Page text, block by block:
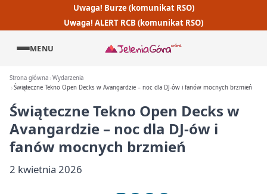
Uwaga! Burze (komunikat RSO)
Uwaga! ALERT RCB (komunikat RSO)
MENU
Strona główna Wydarzenia
Świąteczne Tekno Open Decks w Avangardzie – noc dla DJ-ów i fanów mocnych brzmień
Świąteczne Tekno Open Decks w
Avangardzie – noc dla DJ-ów i
fanów mocnych brzmień
2 kwietnia 2026